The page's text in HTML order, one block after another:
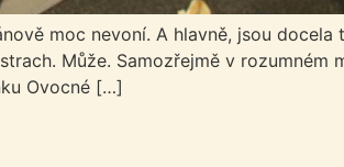
moc nevoní. A hlavně, jsou docela
Může. Samozřejmě v rozumném
Ovocné […]